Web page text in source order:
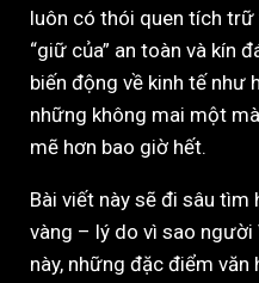
luôn có thói quen tích
“giữ của” an toàn và kín
biến động về kinh tế như
những không mai một
mẽ hơn bao giờ hết.
Bài viết này sẽ đi sâu
vàng – lý do vì sao
này, những đặc điểm văn